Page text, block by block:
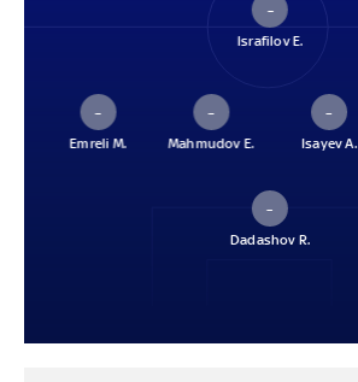
–
Israfilov E.
–
Emreli M.
–
Mahmudov E.
–
Isayev A.
–
Dadashov R.